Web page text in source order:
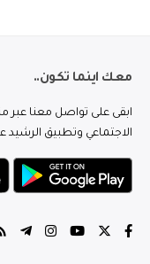
معك اينما تكون..
ابقى على تواصل معنا عبر
الاجتماعي وتطبيق الرشيد